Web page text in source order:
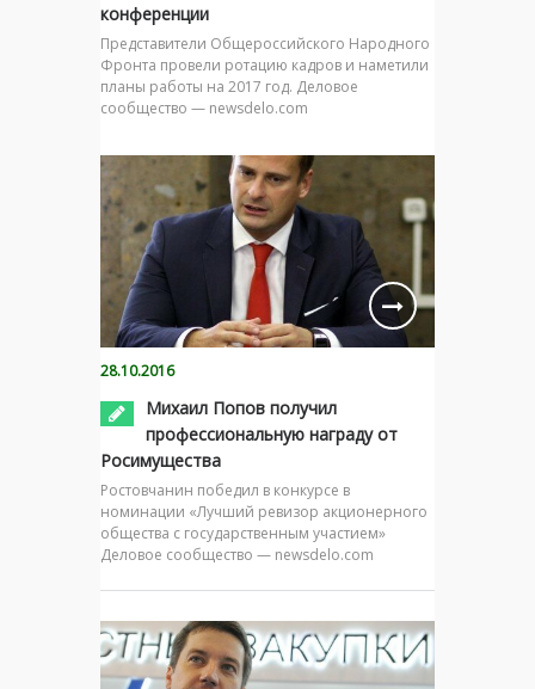
конференции
Представители Общероссийского Народного
Фронта провели ротацию кадров и наметили
планы работы на 2017 год. Деловое
сообщество — newsdelo.com
28.10.2016
Михаил Попов получил
профессиональную награду от
Росимущества
Ростовчанин победил в конкурсе в
номинации «Лучший ревизор акционерного
общества с государственным участием»
Деловое сообщество — newsdelo.com